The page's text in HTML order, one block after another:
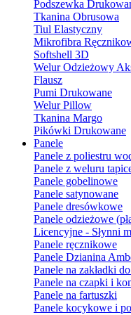
Podszewka
Tkanina Obrusowa
Tiul Elastyczny
Mikrofibra
Softshell 3D
Welur Odzieżowy
Flausz
Pumi Drukowane
Welur Pillow
Tkanina Margo
Pikówki Drukowane
Panele
Panele z poliestru
Panele z weluru
Panele gobelinowe
Panele satynowane
Panele dresówkowe
Panele odzieżowe
Licencyjne - Słynni
Panele ręcznikowe
Panele Dzianina
Panele na zakładki
Panele na czapki i
Panele na fartuszki
Panele kocykowe i